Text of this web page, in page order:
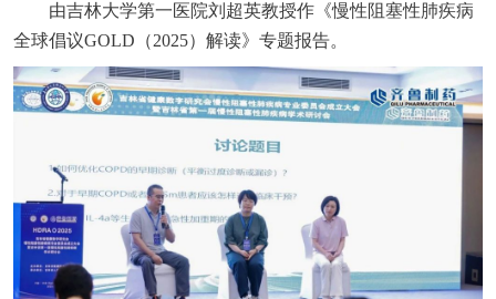
由吉林大学第一医院刘超英教授作《慢性阻塞性肺疾病
全球倡议GOLD（2025）解读》专题报告。